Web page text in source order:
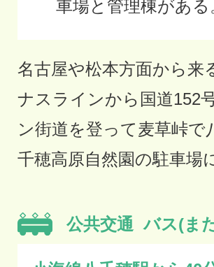
車場と管理棟がある
名古屋や松本方面から来
ナスラインから国道152
ン街道を登って麦草峠
千穂高原自然園の駐車場
公共交通バス(ま